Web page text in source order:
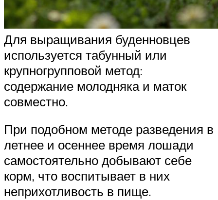
Для выращивания буденновцев
используется табунный или
крупногрупповой метод:
содержание молодняка и маток
совместно.
При подобном методе разведения в
летнее и осеннее время лошади
самостоятельно добывают себе
корм, что воспитывает в них
неприхотливость в пище.